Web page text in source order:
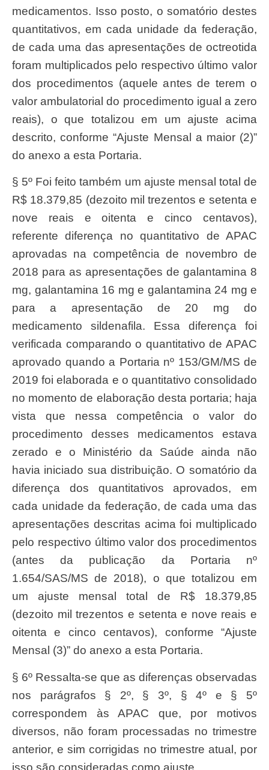
medicamentos. Isso posto, o somatório destes
quantitativos, em cada unidade da federação,
de cada uma das apresentações de octreotida
foram multiplicados pelo respectivo último valor
dos procedimentos (aquele antes de terem o
valor ambulatorial do procedimento igual a zero
reais), o que totalizou em um ajuste acima
descrito, conforme “Ajuste Mensal a maior (2)”
do anexo a esta Portaria.
§ 5º Foi feito também um ajuste mensal total de
R$ 18.379,85 (dezoito mil trezentos e setenta e
nove reais e oitenta e cinco centavos),
referente diferença no quantitativo de APAC
aprovadas na competência de novembro de
2018 para as apresentações de galantamina 8
mg, galantamina 16 mg e galantamina 24 mg e
para a apresentação de 20 mg do
medicamento sildenafila. Essa diferença foi
verificada comparando o quantitativo de APAC
aprovado quando a Portaria nº 153/GM/MS de
2019 foi elaborada e o quantitativo consolidado
no momento de elaboração desta portaria; haja
vista que nessa competência o valor do
procedimento desses medicamentos estava
zerado e o Ministério da Saúde ainda não
havia iniciado sua distribuição. O somatório da
diferença dos quantitativos aprovados, em
cada unidade da federação, de cada uma das
apresentações descritas acima foi multiplicado
pelo respectivo último valor dos procedimentos
(antes da publicação da Portaria nº
1.654/SAS/MS de 2018), o que totalizou em
um ajuste mensal total de R$ 18.379,85
(dezoito mil trezentos e setenta e nove reais e
oitenta e cinco centavos), conforme “Ajuste
Mensal (3)” do anexo a esta Portaria.
§ 6º Ressalta-se que as diferenças observadas
nos parágrafos § 2º, § 3º, § 4º e § 5º
correspondem às APAC que, por motivos
diversos, não foram processadas no trimestre
anterior, e sim corrigidas no trimestre atual, por
isso são consideradas como ajuste.